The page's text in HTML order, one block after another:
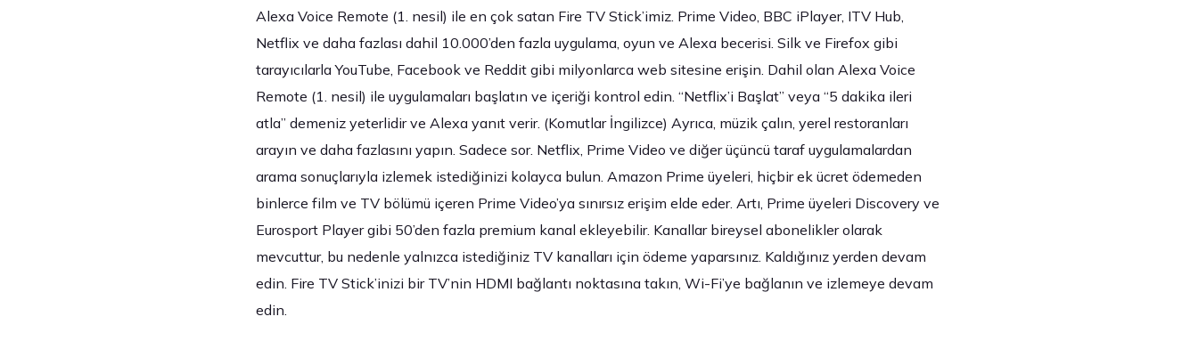
Alexa Voice Remote (1. nesil) ile en çok satan Fire TV Stick’imiz. Prime Video, BBC iPlayer, ITV Hub,
Netflix ve daha fazlası dahil 10.000’den fazla uygulama, oyun ve Alexa becerisi. Silk ve Firefox gibi
tarayıcılarla YouTube, Facebook ve Reddit gibi milyonlarca web sitesine erişin. Dahil olan Alexa Voice
Remote (1. nesil) ile uygulamaları başlatın ve içeriği kontrol edin. “Netflix’i Başlat” veya “5 dakika ileri
atla” demeniz yeterlidir ve Alexa yanıt verir. (Komutlar İngilizce) Ayrıca, müzik çalın, yerel restoranları
arayın ve daha fazlasını yapın. Sadece sor. Netflix, Prime Video ve diğer üçüncü taraf uygulamalardan
arama sonuçlarıyla izlemek istediğinizi kolayca bulun. Amazon Prime üyeleri, hiçbir ek ücret ödemeden
binlerce film ve TV bölümü içeren Prime Video’ya sınırsız erişim elde eder. Artı, Prime üyeleri Discovery ve
Eurosport Player gibi 50’den fazla premium kanal ekleyebilir. Kanallar bireysel abonelikler olarak
mevcuttur, bu nedenle yalnızca istediğiniz TV kanalları için ödeme yaparsınız. Kaldığınız yerden devam
edin. Fire TV Stick’inizi bir TV’nin HDMI bağlantı noktasına takın, Wi-Fi’ye bağlanın ve izlemeye devam
edin.